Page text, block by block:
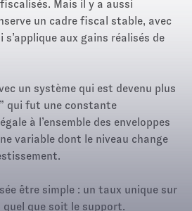
Mais il y a aussi
un cadre fiscal stable, avec
aux gains réalisés de
un système qui est devenu plus
qui fut une constante
à l’ensemble des enveloppes
variable dont le niveau change
être simple : un taux unique sur
quel que soit le support.